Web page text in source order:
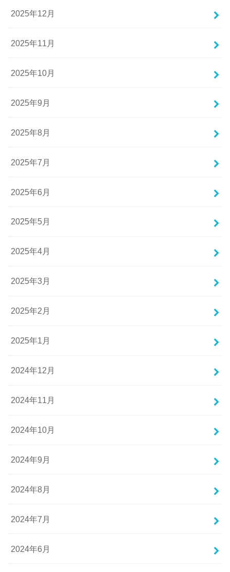
2025年12月
2025年11月
2025年10月
2025年9月
2025年8月
2025年7月
2025年6月
2025年5月
2025年4月
2025年3月
2025年2月
2025年1月
2024年12月
2024年11月
2024年10月
2024年9月
2024年8月
2024年7月
2024年6月